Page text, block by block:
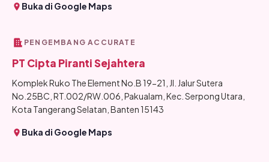
Buka di Google Maps
PENGEMBANG ACCURATE
PT Cipta Piranti Sejahtera
Komplek Ruko The Element No.B 19-21, Jl. Jalur Sutera
No.25BC, RT.002/RW.006, Pakualam, Kec. Serpong Utara,
Kota Tangerang Selatan, Banten 15143
Buka di Google Maps